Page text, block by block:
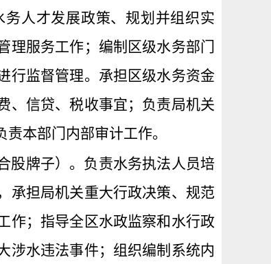
人才发展政策、规划并组织实
理服务工作；编制区级水务部门
行监督管理。承担区级水务资金
、信贷、税收事宜；负责局机关
本部门内部审计工作。
股牌子）。负责水务执法人员培
承担局机关重大行政决策、规范
作；指导全区水政监察和水行政
涉水违法事件；组织编制系统内